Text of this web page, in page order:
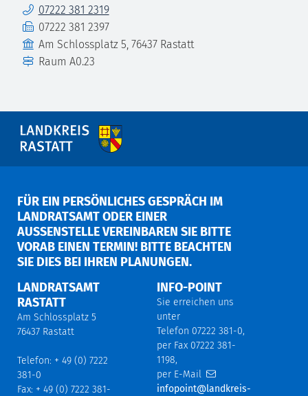
Telefon07222 381 2319
Fax 07222 381 2397
Gebäude
Am Schlossplatz 5, 76437 Rastatt
Raum A0.23
FÜR EIN PERSÖNLICHES GESPRÄCH IM
LANDRATSAMT ODER EINER
AUSSENSTELLE VEREINBAREN SIE BITTE V
ORAB EINEN TERMIN! BITTE BEACHTEN S
IE DIES BEI IHREN PLANUNGEN.
LANDRATSAMT
RASTATT
Am Schlossplatz 5
76437 Rastatt
Telefon: + 49 (0) 7222
381-0
Fax: + 49 (0) 7222 381-
INFO-POINT
Sie erreichen uns
unter
Telefon 07222 381-0,
per Fax 07222 381-
1198,
per E-Mail
infopoint@landkreis-